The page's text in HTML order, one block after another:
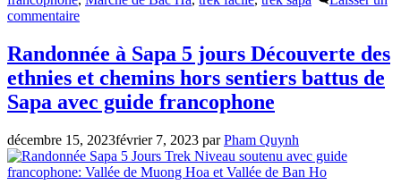
commentaire
Randonnée à Sapa 5 jours Découverte des
ethnies et chemins hors sentiers battus de
Sapa avec guide francophone
décembre 15, 2023février 7, 2023 parPham Quynh